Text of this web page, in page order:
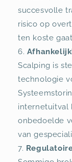
succesvolle
risico op
ten koste
Scalping is
technologie
internetuitval
onbedoelde
van